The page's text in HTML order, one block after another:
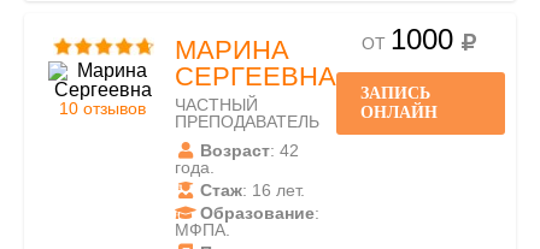
10 отзывов
МАРИНА
СЕРГЕЕВНА
ЧАСТНЫЙ
ПРЕПОДАВАТЕЛЬ
Возраст: 42
года.
Стаж: 16 лет.
Образование:
МФПА.
ОТ 1000
ЗАПИСЬ
ОНЛАЙН